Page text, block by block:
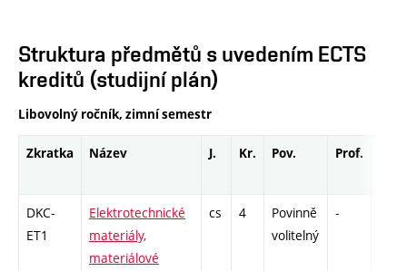
Struktura předmětů s uvedením ECTS
kreditů (studijní plán)
Libovolný ročník, zimní semestr
Zkratka Název J. Kr. Pov. Prof.
DKC-
ET1
Elektrotechnické
materiály,
materiálové
cs 4
Povinně
volitelný
-